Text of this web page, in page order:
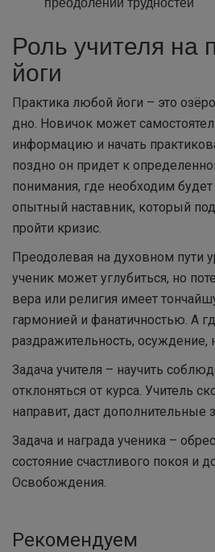
Роль учителя на
йоги
Практика любой йоги – это
дно. Новичок может
информацию и начать
поздно он придет к
понимания, где необходим
опытный наставник, который
пройти кризис.
Преодолевая на духовном пути
ученик может углубиться, но
вера или религия имеет
гармонией и фанатичностью. А
раздражительность, осуждение,
Задача учителя – научить
отклоняться от курса. Учитель
направит, даст дополнительные
Задача и награда ученика –
состояние счастливого покоя и
Освобождения.
Рекомендуем